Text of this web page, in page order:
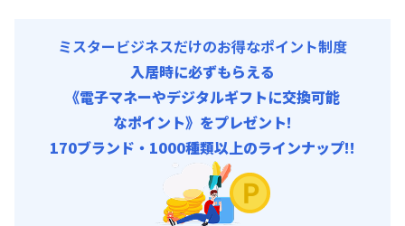
ミスタービジネスだけのお得なポイント制度
入居時に必ずもらえる
《電子マネーやデジタルギフトに交換可能
なポイント》をプレゼント!
170ブランド・1000種類以上のラインナップ!!